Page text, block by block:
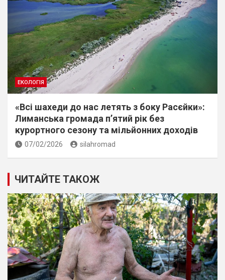
ЕКОЛОГІЯ
«Всі шахеди до нас летять з боку Расєйки»:
Лиманська громада п’ятий рік без
курортного сезону та мільйонних доходів
07/02/2026 silahromad
ЧИТАЙТЕ ТАКОЖ